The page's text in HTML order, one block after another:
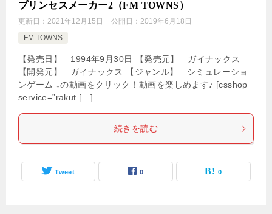
プリンセスメーカー2（FM TOWNS）
更新日： 2021年12月15日 公開日： 2019年6月18日
FM TOWNS
【発売日】 1994年9月30日 【発売元】 ガイナックス
【開発元】 ガイナックス 【ジャンル】 シミュレーショ
ンゲーム ↓の動画をクリック！動画を楽しめます♪ [csshop
service=”rakut […]
続きを読む
Tweet 0 0